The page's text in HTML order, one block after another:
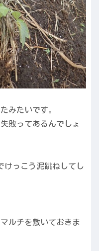
みたいです。
敗ってあるんでしょ
けっこう泥跳ねしてし
ルチを敷いておきま